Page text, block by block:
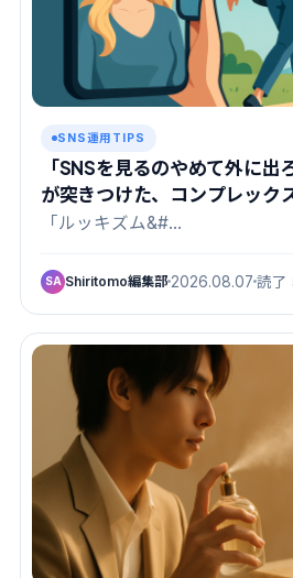
SNS運用TIPS
「SNSを見るのやめて外に
が突きつけた、コンプレック
係
「ルッキズム&#…
SA Shiritomo編集部 2026.08.07 読了